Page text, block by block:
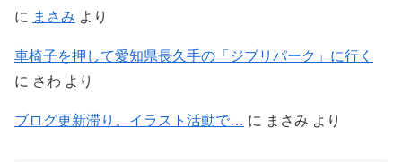
に まさみ より
車椅子を押して愛知県長久手の「ジブリパーク」に行く
に さわ より
ブログ更新滞り。イラスト活動で… に まさみ より